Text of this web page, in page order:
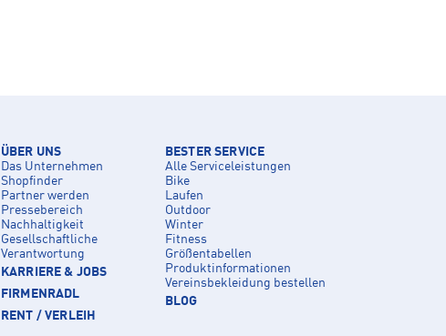
ÜBER UNS
Das Unternehmen
Shopfinder
Partner werden
Pressebereich
Nachhaltigkeit
Gesellschaftliche
Verantwortung
KARRIERE & JOBS
FIRMENRADL
RENT / VERLEIH
BESTER SERVICE
Alle Serviceleistungen
Bike
Laufen
Outdoor
Winter
Fitness
Größentabellen
Produktinformationen
Vereinsbekleidung bestellen
BLOG